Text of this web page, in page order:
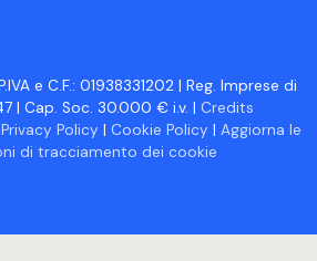
e C.F.: 01938331202 | Reg. Imprese di
| Cap. Soc. 30.000 € i.v. | Credits
Privacy Policy | Cookie Policy | Aggiorna le
di tracciamento dei cookie